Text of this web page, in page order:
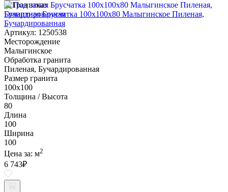
Под заказ
Гранитная Брусчатка 100х100x80 Малыгинское Пиленая,
Бучардированная
Артикул: 1250538
Месторождение
Малыгинское
Обработка гранита
Пиленая, Бучардированная
Размер гранита
100х100
Толщина / Высота
80
Длина
100
Ширина
100
Цена за: м2
6 743₽